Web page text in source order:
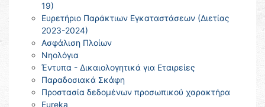
19)
Ευρετήριο Παράκτιων Εγκαταστάσεων (Διετίας
2023-2024)
Ασφάλιση Πλοίων
Νηολόγια
Έντυπα - Δικαιολογητικά για Εταιρείες
Παραδοσιακά Σκάφη
Προστασία δεδομένων προσωπικού χαρακτήρα
Eureka